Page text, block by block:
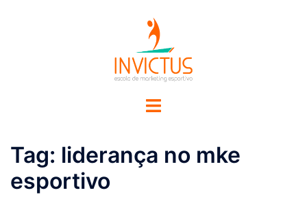
Tag: liderança no mke
esportivo